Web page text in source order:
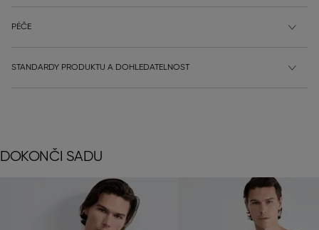
PÉČE
STANDARDY PRODUKTU A DOHLEDATELNOST
DOKONČI SADU